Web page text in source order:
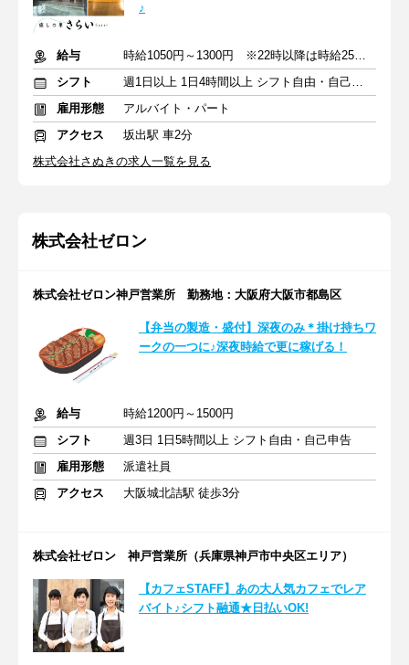
♪
給与
時給1050円～1300円 ※22時以降は時給25％UP
シフト
週1日以上 1日4時間以上 シフト自由・自己申告
雇用形態
アルバイト・パート
アクセス
坂出駅 車2分
株式会社さぬきの求人一覧を見る
株式会社ゼロン
株式会社ゼロン神戸営業所 勤務地：大阪府大阪市都島区
【弁当の製造・盛付】深夜のみ＊掛け持ちワ
ークの一つに♪深夜時給で更に稼げる！
給与
時給1200円～1500円
シフト
週3日 1日5時間以上 シフト自由・自己申告
雇用形態
派遣社員
アクセス
大阪城北詰駅 徒歩3分
株式会社ゼロン 神戸営業所（兵庫県神戸市中央区エリア）
【カフェSTAFF】あの大人気カフェでレア
バイト♪シフト融通★日払いOK!